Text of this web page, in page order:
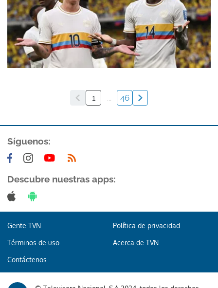
1 ... 46
Síguenos:
Descubre nuestras apps:
Gente TVN Política de privacidad
Términos de uso Acerca de TVN
Contáctenos